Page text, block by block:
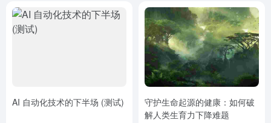
AI 自动化技术的下半场 (测试)
守护生命起源的健康：如何破
解人类生育力下降难题